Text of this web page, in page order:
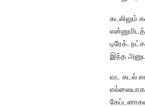
கடலிலும்
டிரேக்.
இந்த
வட கடல்